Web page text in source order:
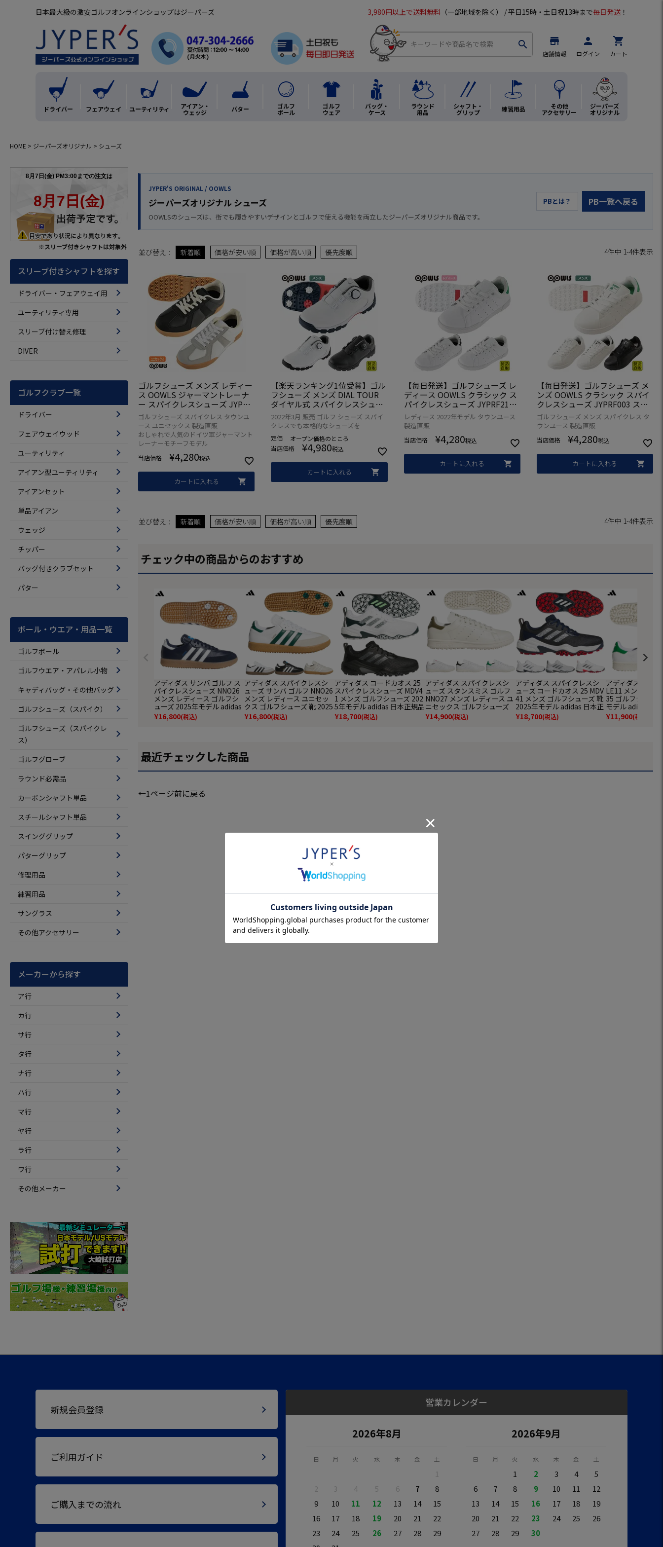
日本最大級の激安ゴルフオンラインショップはジーパーズ 3,980円以上で送料無料 （一部地域を除く） / 平日15時・土日祝13時まで毎日発送 ！
search store
店舗情報
person
ログイン
shopping_cart
カート
ドライバー フェアウェイ ユーティリティ アイアン・
ウェッジ パター ゴルフ
ボール
ゴルフ
ウェア
バッグ・
ケース
ラウンド
用品
シャフト・
グリップ 練習用品 その他
アクセサリー
ジーパーズ
オリジナル
HOME ジーパーズオリジナル シューズ
※スリーブ付きシャフトは対象外
スリーブ付きシャフトを探す
ドライバー・フェアウェイ用
ユーティリティ専用
スリーブ付け替え修理
DIVER
ゴルフクラブ一覧
ドライバー
フェアウェイウッド
ユーティリティ
アイアン型ユーティリティ
アイアンセット
単品アイアン
ウェッジ
チッパー
バッグ付きクラブセット
パター
ボール・ウエア・用品一覧
ゴルフボール
ゴルフウエア・アパレル小物
キャディバッグ・その他バッグ
ゴルフシューズ（スパイク）
ゴルフシューズ（スパイクレ
ス）
ゴルフグローブ
ラウンド必需品
カーボンシャフト単品
スチールシャフト単品
スインググリップ
パターグリップ
修理用品
練習用品
サングラス
その他アクセサリー
メーカーから探す
ア行
カ行
サ行
タ行
ナ行
ハ行
マ行
ヤ行
ラ行
ワ行
その他メーカー
JYPER'S ORIGINAL / OOWLS
ジーパーズオリジナル シューズ
OOWLSのシューズは、街でも履きやすいデザインとゴルフで使える機能を両立したジーパーズオリジナル商品です。
PBとは？ PB一覧へ戻る
並び替え 新着順 価格が安い順 価格が高い順 優先度順 4件中 1-4件表示
ゴルフシューズ メンズ レディー
ス OOWLS ジャーマントレーナ
ー スパイクレスシューズ JYPRF
23GMS GERMAN TRAINER 日本
正規品
ゴルフシューズ スパイクレス タウンユ
ース ユニセックス 製造直販
おしゃれで人気のドイツ軍ジャーマント
レーナーモチーフモデル
当店価格 ¥4,280税込
カートに入れる
【楽天ランキング1位受賞】ゴル
フシューズ メンズ DIAL TOUR
ダイヤル式 スパイクレスシュー
ズ JYPRF21DSS OOWLS スパイ
クレス シューズ 靴 おしゃれ 防
水 スニーカー スニーカータイプ
3E相当 golf スパイクレスゴルフ
シューズ 25.0～27.0cm
2022年3月 販売 ゴルフ シューズ スパイ
クレスでも本格的なシューズを
定価 オープン価格のところ
当店価格
¥4,980税込
カートに入れる
【毎日発送】ゴルフシューズ レ
ディース OOWLS クラシック ス
パイクレスシューズ JYPRF21LD
S スパイクレスシューズ スパイ
クレス シューズ ジーパーズ スニ
ーカータイプ golf 防水 靴 グッ
ズ おしゃれ スパイクレスゴルフ
レディース 2022年モデル タウンユース
製造直販
当店価格 ¥4,280税込
カートに入れる
【毎日発送】ゴルフシューズ メ
ンズ OOWLS クラシック スパイ
クレスシューズ JYPRF003 スパ
イクレスシューズ スパイクレス
シューズ ジーパーズ スニーカー
タイプ golf 防水 靴 グッズ おし
ゃれ スパイクレスゴルフシュー
ゴルフシューズ メンズ スパイクレス タ
ウンユース 製造直販
当店価格 ¥4,280税込
カートに入れる
並び替え 新着順 価格が安い順 価格が高い順 優先度順 4件中 1-4件表示
チェック中の商品からのおすすめ
アディダス サンバ ゴルフ ス
パイクレスシューズ NNO26
メンズ レディース ゴルフシ
ューズ 2025年モデル adidas
日本正規品
¥16,800(税込)
アディダス スパイクレスシ
ューズ サンバ ゴルフ NNO26
メンズ レディース ユニセッ
クス ゴルフシューズ 靴 2025
年モデル adidas 日本正規品
¥16,800(税込)
アディダス コードカオス 25
スパイクレスシューズ MDV4
1 メンズ ゴルフシューズ 202
5年モデル adidas 日本正規品
¥18,700(税込)
アディダス スパイクレスシ
ューズ スタンスミス ゴルフ
NNO27 メンズ レディース ユ
ニセックス ゴルフシューズ
靴 2025年モデル adidas 日本
正規品
¥14,900(税込)
アディダス スパイクレスシ
ューズ コードカオス 25 MDV
41 メンズ ゴルフシューズ 靴
2025年モデル adidas 日本正
規品
¥18,700(税込)
アディダス SS80
LE11 メンズ レデ
35 ゴルフシュー
モデル adidas 日
¥11,900(税込)
最近チェックした商品
←1ページ前に戻る
新規会員登録
ご利用ガイド
ご購入までの流れ
営業カレンダー
2026年8月
日 月 火 水 木 金 土
1
2
3 4 5 6 7
8
9
10 11 12 13 14
15
16
17 18 19 20 21
22
23
24 25 26 27 28
29
2026年9月
日 月 火 水 木 金 土
1 2 3 4
5
6
7 8 9 10 11
12
13
14 15 16 17 18
19
20
21 22 23 24 25
26
27
28 29 30